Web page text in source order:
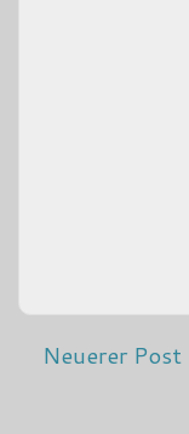
Neuerer Post